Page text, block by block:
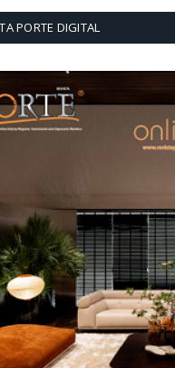
PORTE DIGITAL